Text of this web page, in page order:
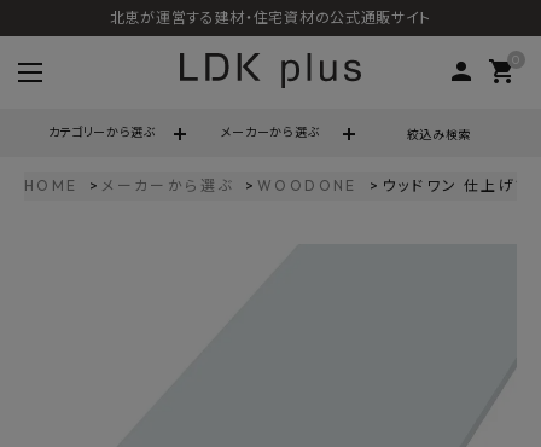
北恵が運営する建材・住宅資材の公式通販サイト
person 0
shopping_cart
カテゴリーから選ぶ メーカーから選ぶ 絞込み検索
HOME メーカーから選ぶ WOODONE ウッドワン 仕上げ